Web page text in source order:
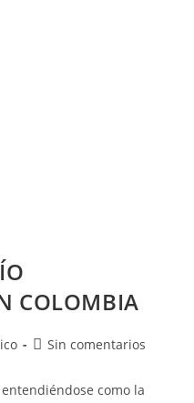
COLOMBIA
Sin comentarios
como la